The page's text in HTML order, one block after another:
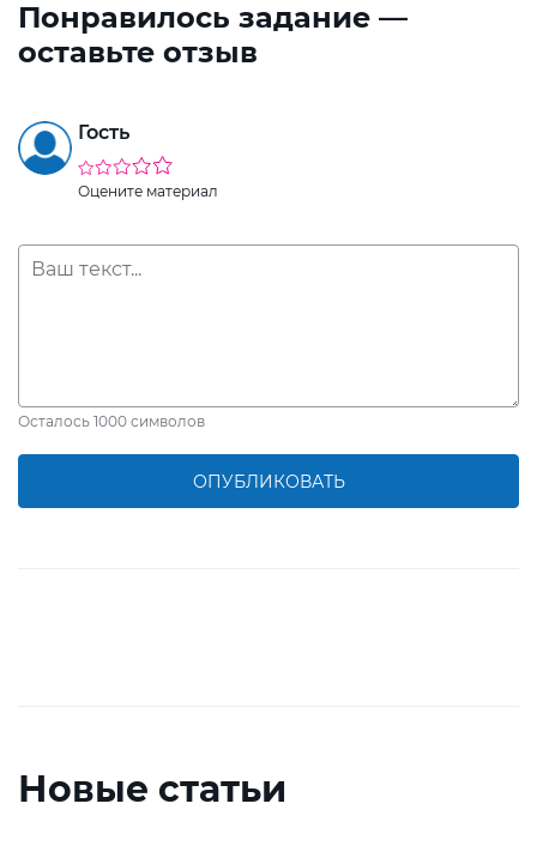
Понравилось задание —
оставьте отзыв
Гость
Оцените материал
Осталось 1000 символов
ОПУБЛИКОВАТЬ
Новые статьи